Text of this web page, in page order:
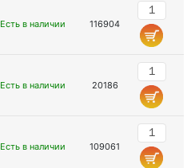
Есть в наличии 116904
Есть в наличии 20186
Есть в наличии 109061